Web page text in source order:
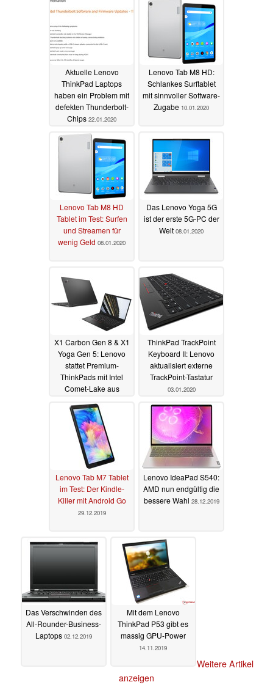
Aktuelle Lenovo
ThinkPad Laptops
haben ein Problem mit
defekten Thunderbolt-
Chips 22.01.2020
Lenovo Tab M8 HD:
Schlankes Surftablet
mit sinnvoller Software-
Zugabe 10.01.2020
Lenovo Tab M8 HD
Tablet im Test: Surfen
und Streamen für
wenig Geld 08.01.2020
Das Lenovo Yoga 5G
ist der erste 5G-PC der
Welt 08.01.2020
X1 Carbon Gen 8 & X1
Yoga Gen 5: Lenovo
stattet Premium-
ThinkPads mit Intel
Comet-Lake aus
ThinkPad TrackPoint
Keyboard II: Lenovo
aktualisiert externe
TrackPoint-Tastatur
03.01.2020
Lenovo Tab M7 Tablet
im Test: Der Kindle-
Killer mit Android Go
29.12.2019
Lenovo IdeaPad S540:
AMD nun endgültig die
bessere Wahl 28.12.2019
Das Verschwinden des
All-Rounder-Business-
Laptops 02.12.2019
Mit dem Lenovo
ThinkPad P53 gibt es
massig GPU-Power
14.11.2019
Weitere Artikel
anzeigen